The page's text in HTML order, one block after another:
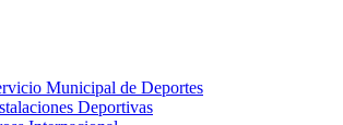
Municipal de Deportes
Deportivas